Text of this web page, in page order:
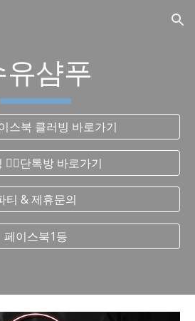
Skip to navigation
유샴푸
스북 클러빙 바로가기
❤️‍🔥단톡방 바로가기
티 & 제휴문의
페이스북1등